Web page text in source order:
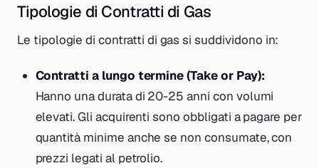
Tipologie di Contratti di Gas
Le tipologie di contratti di gas si suddividono in:
Contratti a lungo termine (Take or Pay):
Hanno una durata di 20-25 anni con volumi
elevati. Gli acquirenti sono obbligati a pagare per
quantità minime anche se non consumate, con
prezzi legati al petrolio.